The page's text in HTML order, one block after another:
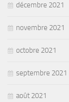
décembre 2021
novembre 2021
octobre 2021
septembre 2021
août 2021